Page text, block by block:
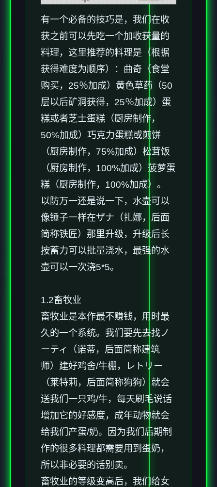
有一个必备的技巧是，我们在收
获之前可以先吃一个加收获量的
料理，这里推荐的料理是（根据
获得难度为顺序）：曲奇（食堂
购买，25％加成）黄色草药（50
层以后矿洞获得，25％加成）蛋
糕或者芝士蛋糕（厨房制作，
50%加成）巧克力蛋糕或煎饼
（厨房制作，75%加成）松茸饭
（厨房制作，100%加成）菠萝蛋
糕（厨房制作，100%加成）。
以防万一还是说一下，水壶可以
像锤子一样在ザナ（扎娜，后面
简称铁匠）那里升级，升级后长
按蓄力可以批量浇水，最强的水
壶可以一次浇5*5。
1.2畜牧业
畜牧业是本作最不赚钱，用时最
久的一个系统。我们要先去找ノ
ーティ（诺蒂，后面简称建筑
师）建好鸡舍/牛棚，レトリー
（莱特莉，后面简称狗狗）就会
送我们一只鸡/牛，每天刷毛说话
增加它的好感度，成年动物就会
给我们产蛋/奶。因为我们后期制
作的很多料理都需要用到蛋奶，
所以非必要的话别卖。
畜牧业的等级变高后，我们给女